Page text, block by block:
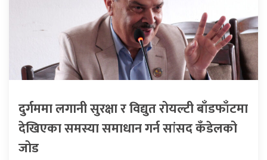
दुर्गममा लगानी सुरक्षा र विद्युत रोयल्टी बाँडफाँटमा
देखिएका समस्या समाधान गर्न सांसद कँडेलको
जोड